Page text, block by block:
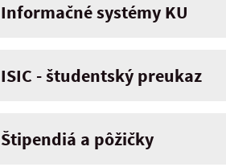
Informačné systémy KU
ISIC - študentský preukaz
Štipendiá a pôžičky